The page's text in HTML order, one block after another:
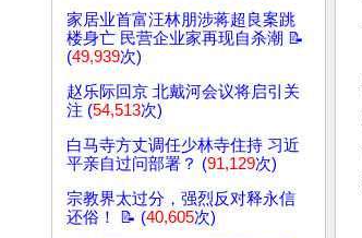
家居业首富汪林朋涉蒋超良案跳
楼身亡 民营企业家再现自杀潮 📝
(49,939次)
赵乐际回京 北戴河会议将启引关
注 (54,513次)
白马寺方丈调任少林寺住持 习近
平亲自过问部署？ (91,129次)
宗教界太过分，强烈反对释永信
还俗！ 📝 (40,605次)